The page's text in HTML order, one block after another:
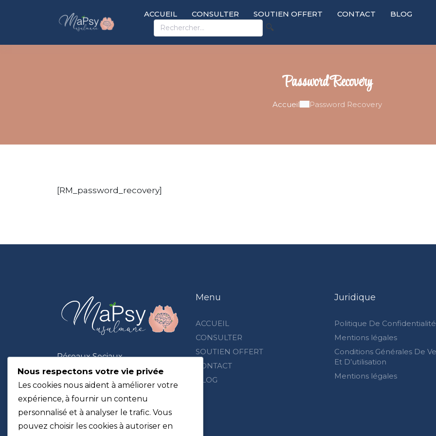
ACCUEIL CONSULTER SOUTIEN OFFERT CONTACT BLOG
🔍
Password Recovery
Accueil Password Recovery
[RM_password_recovery]
Réseaux Sociaux
Menu
ACCUEIL
CONSULTER
SOUTIEN OFFERT
CONTACT
BLOG
Juridique
Politique De Confidentialité
Mentions légales
Conditions Générales De
Et D’utilisation
Mentions légales
Nous respectons votre vie privée
Les cookies nous aident à améliorer votre
expérience, à fournir un contenu
personnalisé et à analyser le trafic. Vous
pouvez choisir les cookies à autoriser en